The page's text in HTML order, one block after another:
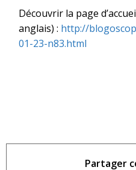
Découvrir la page
anglais) : http://
01-23-n83.html
Partager